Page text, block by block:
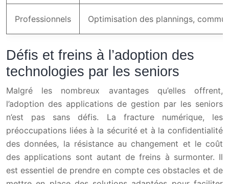
Professionnels Optimisation des plannings,
Défis et freins à l’adoption des
technologies par les seniors
Malgré les nombreux avantages qu’elles offrent,
l’adoption des applications de gestion par les seniors
n’est pas sans défis. La fracture numérique, les
préoccupations liées à la sécurité et à la confidentialité
des données, la résistance au changement et le coût
des applications sont autant de freins à surmonter. Il
est essentiel de prendre en compte ces obstacles et de